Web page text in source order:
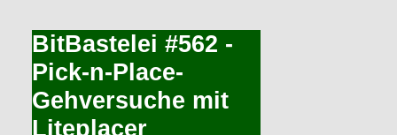
BitBastelei #562 -
Pick-n-Place-
Gehversuche mit
Liteplacer